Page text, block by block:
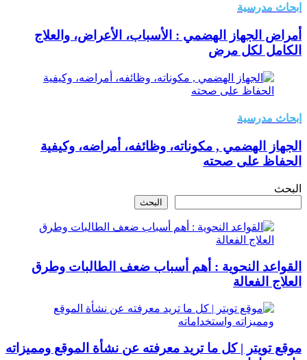
ابحاث مدرسية
أمراض الجهاز الهضمي : الأسباب، الأعراض، والعلاج
الكامل لكل مرض
ابحاث مدرسية
الجهاز الهضمي , مكوناته، وظائفه، أمراضه، وكيفية
الحفاظ على صحته
البحث
البحث
القواعد النحوية : أهم أسباب ضعف الطالبات وطرق
العلاج الفعالة
موقع تويتر | كل ما تريد معرفته عن نشأة الموقع ومميزاته